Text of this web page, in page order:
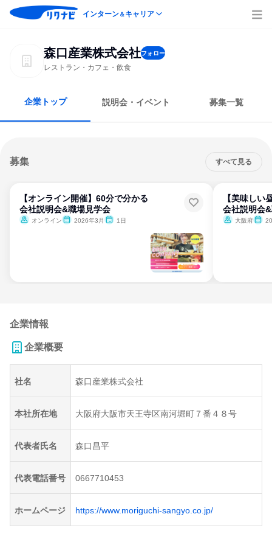
インターン＆キャリア
森口産業株式会社フォロー
レストラン・カフェ・飲食
企業トップ 説明会・イベント 募集一覧
募集 すべて見る
【オンライン開催】60分で分かる
会社説明会&職場見学会
オンライン 2026年3月 1日
【美味しい
会社説明会
大阪府
企業情報
企業概要
社名 森口産業株式会社
本社所在地 大阪府大阪市天王寺区南河堀町７番４８号
代表者氏名 森口昌平
代表電話番号 0667710453
ホームページ https://www.moriguchi-sangyo.co.jp/